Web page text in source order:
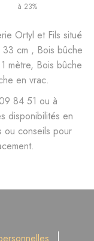
à 23%
Ortyl et Fils situé
cm , Bois bûche
mètre, Bois bûche
en vrac.
84 51 ou à
disponibilités en
ou conseils pour